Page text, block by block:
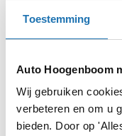
Toestemming
Auto Hoogenboom
Wij gebruiken
verbeteren en om u
bieden. Door op
Application error: a